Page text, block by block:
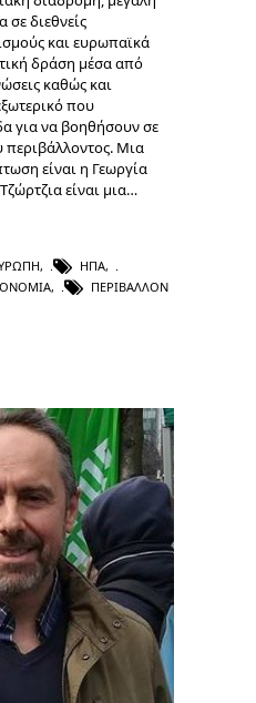
σε διεθνείς
και ευρωπαϊκά
δράση μέσα από
καθώς και
που
για να βοηθήσουν σε
περιβάλλοντος. Μια
είναι η Γεωργία
είναι μια…
, ΗΠΑ,
, ΠΕΡΙΒΆΛΛΟΝ